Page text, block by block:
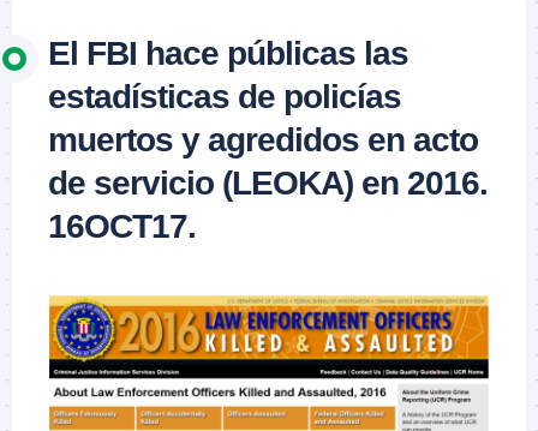
El FBI hace públicas las
estadísticas de policías
muertos y agredidos en acto
de servicio (LEOKA) en 2016.
16OCT17.